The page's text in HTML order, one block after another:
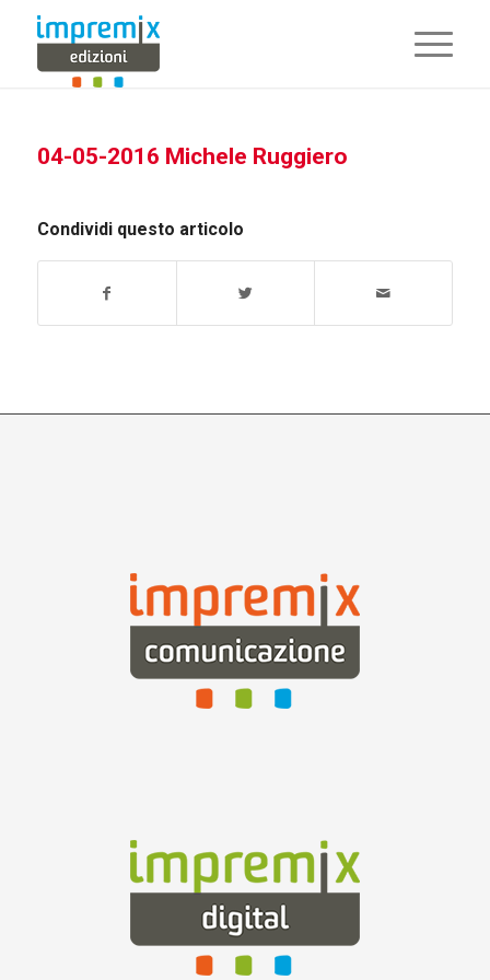
04-05-2016 Michele Ruggiero
Condividi questo articolo